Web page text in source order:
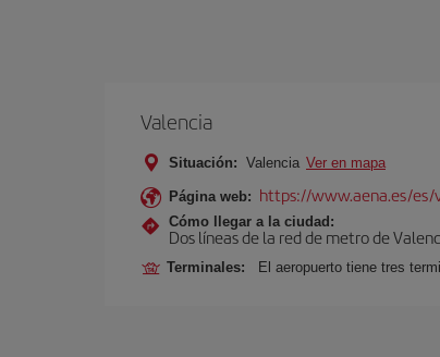
Valencia
Situación: Valencia Ver en mapa
Página web: https://www.aena.es/es/
Cómo llegar a la ciudad:
Dos líneas de la red de metro de
Terminales: El aeropuerto tiene tres